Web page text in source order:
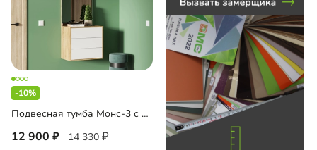
до
до
-10%
Подвесная тумба Монс-3 с зеркалом
12 900 14 330